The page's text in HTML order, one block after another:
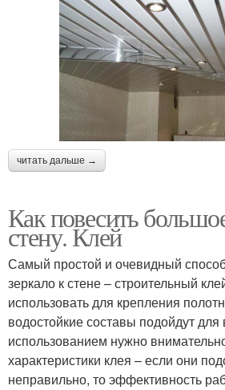
читать дальше →
Как повесить
стену. Клей
Самый простой и очевидный
зеркало к стене – строительный
использовать для крепления
водостойкие составы подойдут
использованием нужно
характеристики клея – если они
неправильно, то эффективность